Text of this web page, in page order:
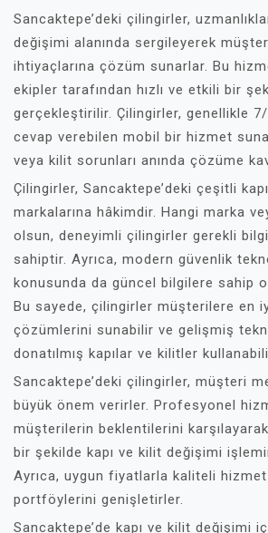
Sancaktepe’deki çilingirler,
değişimi alanında sergileyerek
ihtiyaçlarına çözüm sunarlar. Bu
ekipler tarafından hızlı ve etkili bir
gerçekleştirilir. Çilingirler, genellikle
cevap verebilen mobil bir hizmet
veya kilit sorunları anında çözüme
Çilingirler, Sancaktepe’deki çeşitli
markalarına hâkimdir. Hangi marka
olsun, deneyimli çilingirler gerekli
sahiptir. Ayrıca, modern güvenlik
konusunda da güncel bilgilere sahip
Bu sayede, çilingirler müşterilere en
çözümlerini sunabilir ve gelişmiş
donatılmış kapılar ve kilitler
Sancaktepe’deki çilingirler, müşteri
büyük önem verirler. Profesyonel
müşterilerin beklentilerini
bir şekilde kapı ve kilit değişimi
Ayrıca, uygun fiyatlarla kaliteli
portföylerini genişletirler.
Sancaktepe’de kapı ve kilit değişimi